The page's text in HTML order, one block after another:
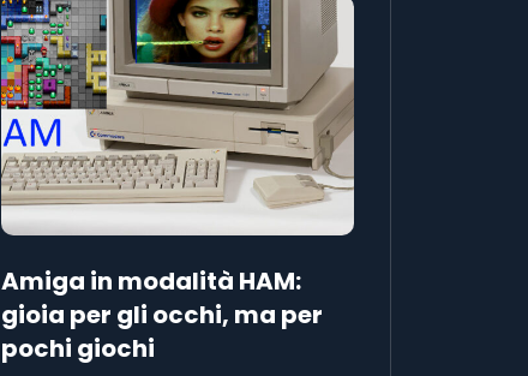
Amiga in modalità HAM:
gioia per gli occhi, ma per
pochi giochi